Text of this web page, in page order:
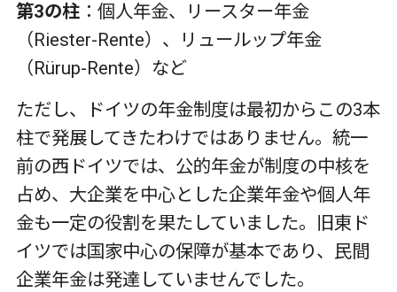
第3の柱：個人年金、リースター年金
（Riester-Rente）、リュールップ年金
（Rürup-Rente）など
ただし、ドイツの年金制度は最初からこの3本
柱で発展してきたわけではありません。統一
前の西ドイツでは、公的年金が制度の中核を
占め、大企業を中心とした企業年金や個人年
金も一定の役割を果たしていました。旧東ド
イツでは国家中心の保障が基本であり、民間
企業年金は発達していませんでした。